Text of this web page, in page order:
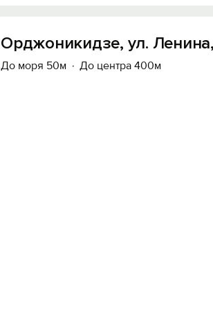
Орджоникидзе, ул.
До моря 50м До центра 400м